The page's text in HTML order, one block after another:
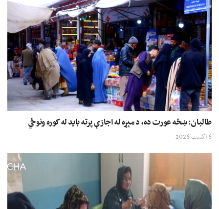
طالبان: ښځه عورت ده، د مېړه له اجازې پرته باید له کوره ونوځي
6 اگست 2026